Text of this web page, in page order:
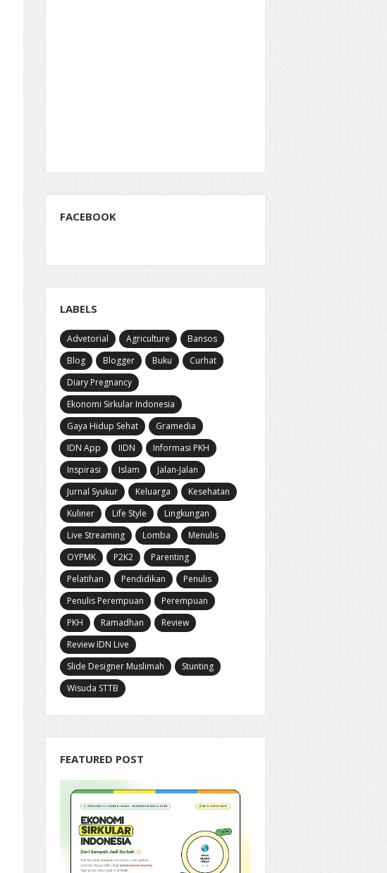
FACEBOOK
LABELS
Advetorial Agriculture
Bansos
Blog
Blogger Buku
Curhat
Diary Pregnancy
Ekonomi Sirkular Indonesia
Gaya Hidup Sehat
Gramedia
IDN App
IIDN
Informasi PKH
Inspirasi
Islam
Jalan-Jalan
Jurnal Syukur
Keluarga
Kesehatan
Kuliner
Life Style
Lingkungan
Live Streaming
Lomba
Menulis
OYPMK
P2K2
Parenting
Pelatihan
Pendidikan
Penulis
Penulis Perempuan
Perempuan
PKH
Ramadhan
Review
Review IDN Live
Slide Designer Muslimah
Stunting
Wisuda STTB
FEATURED POST